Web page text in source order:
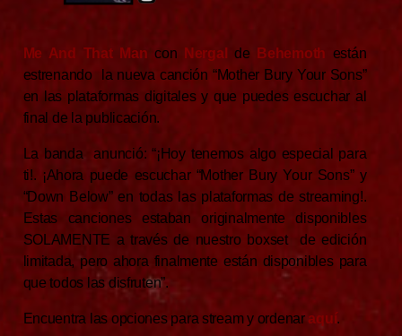
Me And That Man con Nergal de Behemoth están
estrenando la nueva canción “Mother Bury Your Sons”
en las plataformas digitales y que puedes escuchar al
final de la publicación.
La banda anunció: “¡Hoy tenemos algo especial para
ti!. ¡Ahora puede escuchar “Mother Bury Your Sons” y
“Down Below” en todas las plataformas de streaming!.
Estas canciones estaban originalmente disponibles
SOLAMENTE a través de nuestro boxset de edición
limitada, pero ahora finalmente están disponibles para
que todos las disfruten”.
Encuentra las opciones para stream y ordenaraquí.